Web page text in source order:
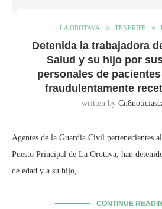
LA OROTAVA TENERIFE
Detenida la trabajadora
Salud y su hijo por
personales de
fraudulentamente
written by
Agentes de la Guardia Civil pertenecientes
Puesto Principal de La Orotava, han
de edad y a su hijo, …
CONTINUE